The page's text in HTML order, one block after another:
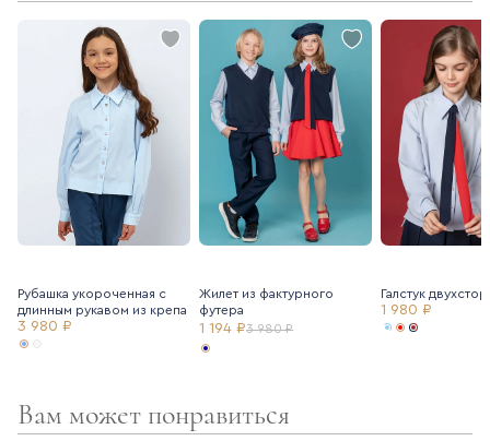
- регулирующаяся резинка в поясе
- кокетка
- боковая молния
Для создания праздничного образа рекомендуем подъюбник
Ole!twice (артикул 7205111).
Рубашка укороченная с
длинным рукавом из крепа
3 980 ₽
Жилет из фактурного
футера
1 194 ₽3 980 ₽
Галстук
1 980 ₽
Вам может понравиться